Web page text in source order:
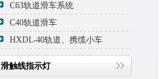
C63轨道滑车系统
C40轨道滑车
HXDL-40轨道、携缆小车
滑触线指示灯